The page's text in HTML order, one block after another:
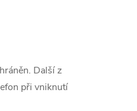
Další z
při vniknutí